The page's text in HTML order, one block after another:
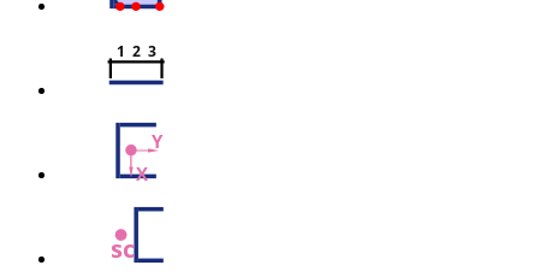
1  2  3
Y
X
sc